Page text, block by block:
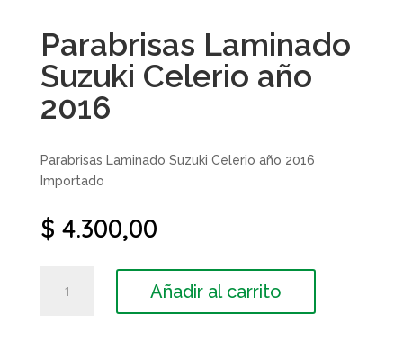
Parabrisas Laminado
Suzuki Celerio año
2016
Parabrisas Laminado Suzuki Celerio año 2016
Importado
$ 4.300,00
Laminado
Añadir al carrito